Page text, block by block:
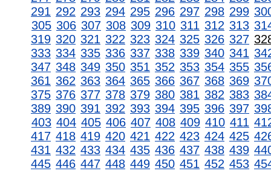
291 292 293 294 295 296 297 298 299
305 306 307 308 309 310 311 312 313
319 320 321 322 323 324 325 326 327
333 334 335 336 337 338 339 340 341
347 348 349 350 351 352 353 354 355
361 362 363 364 365 366 367 368 369
375 376 377 378 379 380 381 382 383
389 390 391 392 393 394 395 396 397
403 404 405 406 407 408 409 410 411
417 418 419 420 421 422 423 424 425
431 432 433 434 435 436 437 438 439
445 446 447 448 449 450 451 452 453